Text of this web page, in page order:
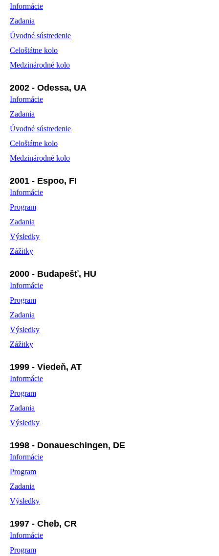
Informácie
Zadania
Úvodné sústredenie
Celoštátne kolo
Medzinárodné kolo
2002 - Odessa, UA
Informácie
Zadania
Úvodné sústredenie
Celoštátne kolo
Medzinárodné kolo
2001 - Espoo, FI
Informácie
Program
Zadania
Výsledky
Zážitky
2000 - Budapešť, HU
Informácie
Program
Zadania
Výsledky
Zážitky
1999 - Viedeň, AT
Informácie
Program
Zadania
Výsledky
1998 - Donaueschingen, DE
Informácie
Program
Zadania
Výsledky
1997 - Cheb, CR
Informácie
Program